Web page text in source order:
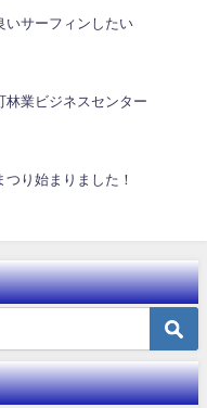
いサーフィンしたい
林業ビジネスセンター
り始まりました！